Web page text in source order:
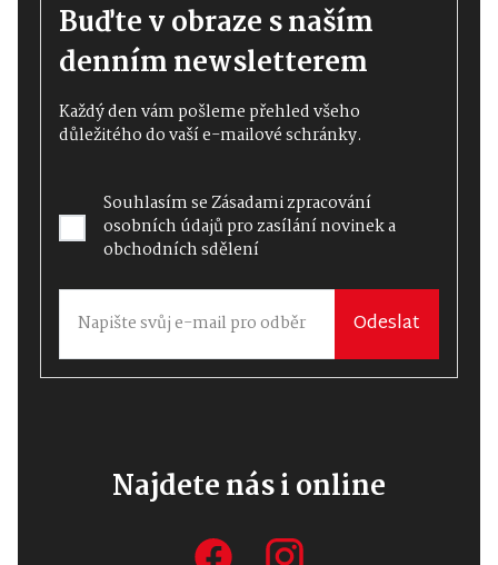
Buďte v obraze s naším
denním newsletterem
Každý den vám pošleme přehled všeho
důležitého do vaší e-mailové schránky.
Souhlasím seZásadami zpracování
osobních údajůpro zasílání novinek a
obchodních sdělení
Odeslat
Najdete nás i online